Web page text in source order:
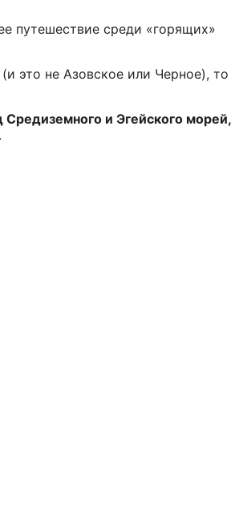
путешествие среди «горящих»
это не Азовское или Черное), то
Средиземного и Эгейского морей,